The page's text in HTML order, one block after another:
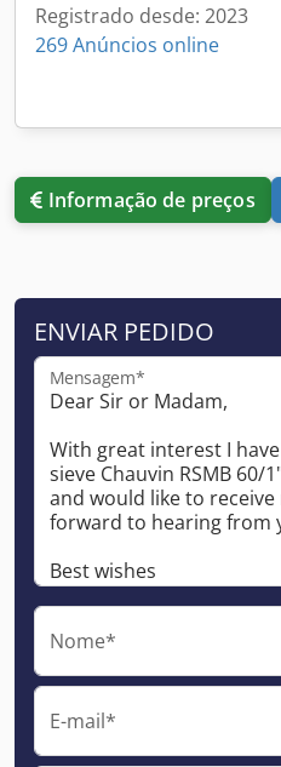
Registrado desde: 2023
269 Anúncios online
Informação de preços
ENVIAR PEDIDO
Mensagem*
Nome*
E-mail*